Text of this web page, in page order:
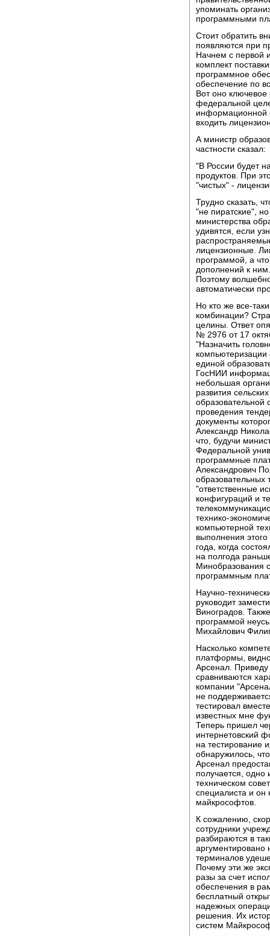
упоминать
программными
Стоит обратить
появляются при
Начнем с первой
комплект
программное
обеспечение по
Вот оно
федеральной
информационной
входить
А министр
частности сказал:
"В России будет
продуктов. При
"чистых" -
Трудно сказать,
"не пиратские",
министерства
удивятся, если
лицензионные.
программой, а
дополнений к
Поэтому
автоматически
Но кто же все-
комбинации?
целины. Ответ
№ 2976 от 17
"Назначить
компьютеризации
единой
ГосНИИ
небольшая
развития
образовательной
проведения
документы
Александр
что, будучи
Федеральной
программные
Александрович
образовательных
"ответственные
конфигураций и
технико-
компьютерной
выполнения
года, когда
на полгода
Минобразования
программным
Научно-
руководит
Виноградов.
программой
Михайлович
Насколько
платформы,
Арсенал. Приведу
сравниваются
компании
не
тестировал
известных мне
Теперь пришел
интернетовский
на тестирование
обнаружилось,
Арсенал
получается, одно
техническом
специалиста и он
майкрософтов.
К сожалению,
сотрудники
разбираются в
аргументировано
терминалов
Почему эти же
разы за счет
обеспечения в
бесплатный
надежных
решения. Их
систем